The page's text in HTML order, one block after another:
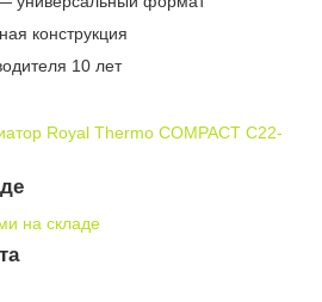
конструкция
10 лет
Royal Thermo COMPACT C22-
на складе